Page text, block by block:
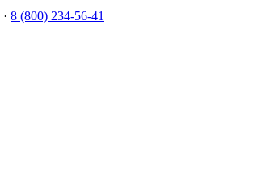
· 8 (800) 234-56-41